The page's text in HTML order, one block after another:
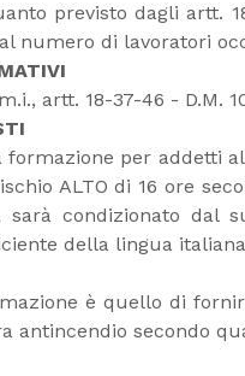
previsto dagli artt.
numero di lavoratori
artt. 18-37-46 - D.M.
per addetti
ALTO di 16 ore
sarà condizionato dal
della lingua
è quello di
antincendio secondo